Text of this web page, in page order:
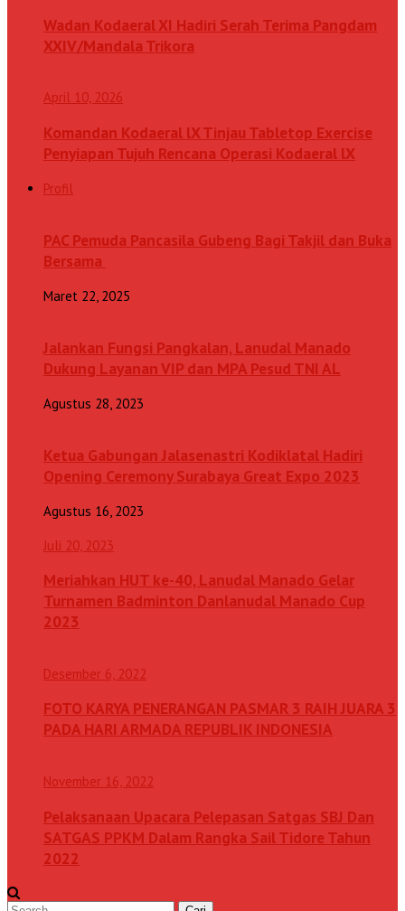
Wadan Kodaeral XI Hadiri Serah Terima Pangdam
XXIV/Mandala Trikora
April 10, 2026
Komandan Kodaeral lX Tinjau Tabletop Exercise
Penyiapan Tujuh Rencana Operasi Kodaeral lX
Profil
PAC Pemuda Pancasila Gubeng Bagi Takjil dan Buka
Bersama
Maret 22, 2025
Jalankan Fungsi Pangkalan, Lanudal Manado
Dukung Layanan VIP dan MPA Pesud TNI AL
Agustus 28, 2023
Ketua Gabungan Jalasenastri Kodiklatal Hadiri
Opening Ceremony Surabaya Great Expo 2023
Agustus 16, 2023
Juli 20, 2023
Meriahkan HUT ke-40, Lanudal Manado Gelar
Turnamen Badminton Danlanudal Manado Cup
2023
Desember 6, 2022
FOTO KARYA PENERANGAN PASMAR 3 RAIH JUARA 3
PADA HARI ARMADA REPUBLIK INDONESIA
November 16, 2022
Pelaksanaan Upacara Pelepasan Satgas SBJ Dan
SATGAS PPKM Dalam Rangka Sail Tidore Tahun
2022